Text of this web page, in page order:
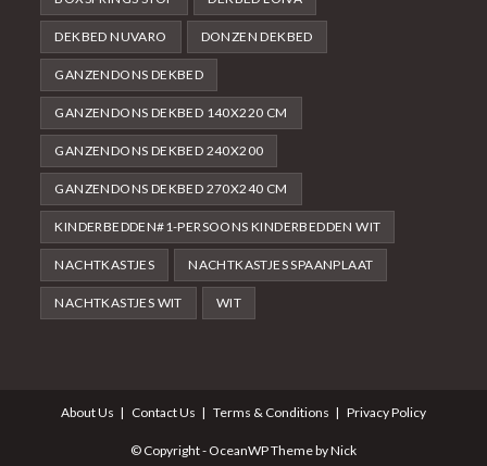
DEKBED NUVARO DONZEN DEKBED
GANZENDONS DEKBED
GANZENDONS DEKBED 140X220 CM
GANZENDONS DEKBED 240X200
GANZENDONS DEKBED 270X240 CM
KINDERBEDDEN#1-PERSOONS KINDERBEDDEN WIT
NACHTKASTJES NACHTKASTJES SPAANPLAAT
NACHTKASTJES WIT WIT
About Us Contact Us Terms & Conditions Privacy Policy
© Copyright - OceanWP Theme by Nick